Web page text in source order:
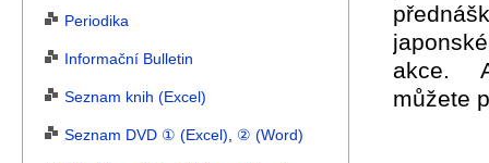
Periodika
Informační Bulletin
Seznam knih (Excel)
Seznam DVD ① (Excel), ② (Word)
akce.
můžete